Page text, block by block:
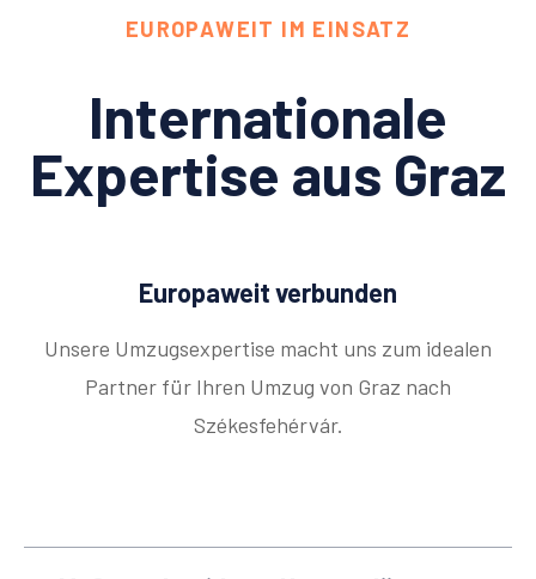
EUROPAWEIT IM EINSATZ
Internationale
Expertise aus Graz
Europaweit verbunden
Unsere Umzugsexpertise macht uns zum idealen
Partner für Ihren Umzug von Graz nach
Székesfehérvár.